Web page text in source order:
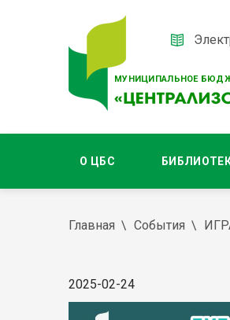
МУНИЦИПАЛЬНОЕ
О ЦБС
Главная События
2025-02-24